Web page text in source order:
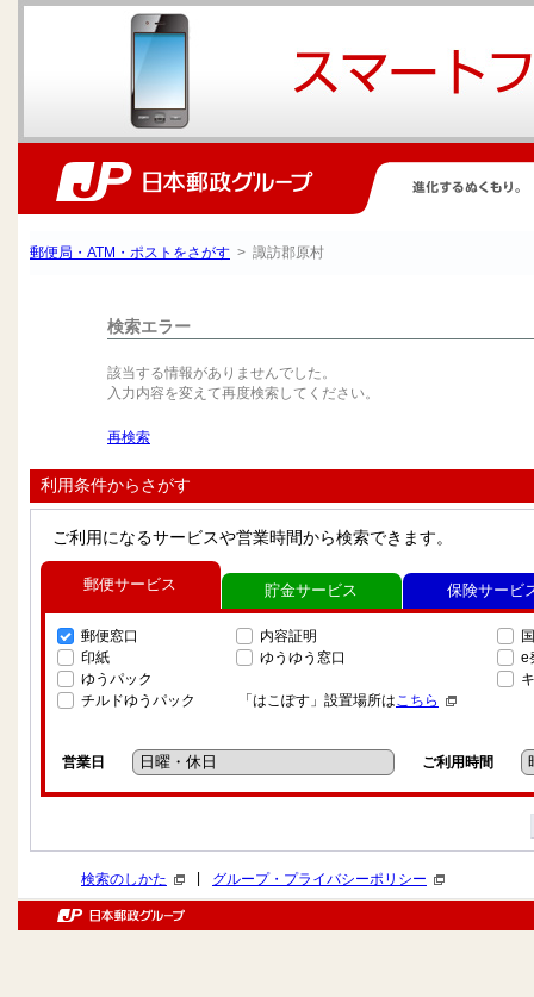
郵便局・ATM・ポストをさがす > 諏訪郡原村
検索エラー
該当する情報がありませんでした。
入力内容を変えて再度検索してください。
再検索
利用条件からさがす
ご利用になるサービスや営業時間から検索できます。
郵便サービス
郵便窓口
印紙
ゆうパック
チルドゆうパック
内容証明
ゆうゆう窓口
「はこぽす」設置場所はこちら
e
営業日 ご利用時間
貯金サービス 保険サービ
検索のしかた グループ・プライバシーポリシー